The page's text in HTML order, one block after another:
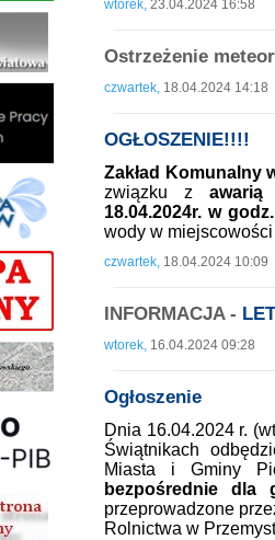
wtorek, 23.04.2024 16:58
Ostrzeżenie
czwartek, 18.04.2024 14:18
OGŁOSZENIE!!!!
Zakład Komunalny
związku z awarią
18.04.2024r. w
wody w
czwartek, 18.04.2024 10:09
INFORMACJA -
wtorek, 16.04.2024 09:28
Ogłoszenie
Dnia 16.04.2024 r.
Świątnikach
Miasta i Gminy
bezpośrednie dla
przeprowadzone
Rolnictwa w